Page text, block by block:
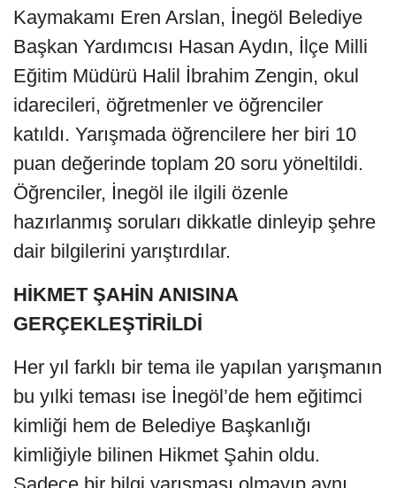
Kaymakamı Eren Arslan, İnegöl Belediye
Başkan Yardımcısı Hasan Aydın, İlçe Milli
Eğitim Müdürü Halil İbrahim Zengin, okul
idarecileri, öğretmenler ve öğrenciler
katıldı. Yarışmada öğrencilere her biri 10
puan değerinde toplam 20 soru yöneltildi.
Öğrenciler, İnegöl ile ilgili özenle
hazırlanmış soruları dikkatle dinleyip şehre
dair bilgilerini yarıştırdılar.
HİKMET ŞAHİN ANISINA
GERÇEKLEŞTİRİLDİ
Her yıl farklı bir tema ile yapılan yarışmanın
bu yılki teması ise İnegöl’de hem eğitimci
kimliği hem de Belediye Başkanlığı
kimliğiyle bilinen Hikmet Şahin oldu.